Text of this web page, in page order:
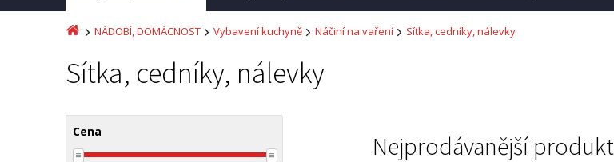
NÁDOBÍ, DOMÁCNOST Vybavení kuchyně Náčiní na vaření Sítka, cedníky, nálevky
Sítka, cedníky, nálevky
Nejprodávanější
Cena